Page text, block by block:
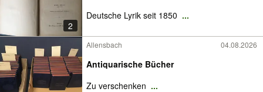
2
Deutsche Lyrik seit 1850 ...
Allensbach 04.08.2026
Antiquarische Bücher
Zu verschenken ...